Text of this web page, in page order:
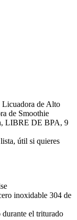
de Alto
de Smoothie
LIBRE DE BPA, 9
útil si quieres
inoxidable 304 de
el triturado